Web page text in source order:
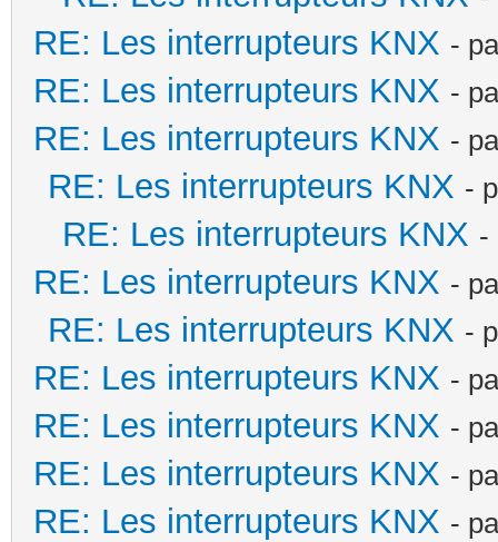
RE: Les interrupteurs KNX -
RE: Les interrupteurs KNX -
RE: Les interrupteurs KNX -
RE: Les interrupteurs KNX -
RE: Les interrupteurs KNX -
RE: Les interrupteurs KNX -
RE: Les interrupteurs KNX -
RE: Les interrupteurs KNX -
RE: Les interrupteurs KNX -
RE: Les interrupteurs KNX -
RE: Les interrupteurs KNX -